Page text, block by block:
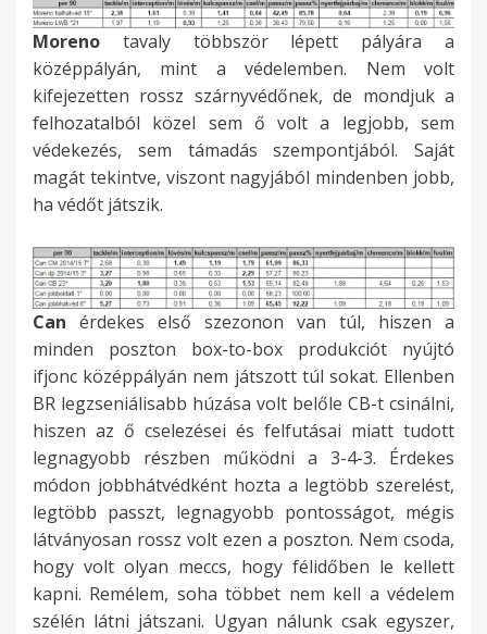
Moreno tavaly többször lépett pályára a
középpályán, mint a védelemben. Nem volt
kifejezetten rossz szárnyvédőnek, de mondjuk a
felhozatalból közel sem ő volt a legjobb, sem
védekezés, sem támadás szempontjából. Saját
magát tekintve, viszont nagyjából mindenben jobb,
ha védőt játszik.
Can érdekes első szezonon van túl, hiszen a
minden poszton box-to-box produkciót nyújtó
ifjonc középpályán nem játszott túl sokat. Ellenben
BR legzseniálisabb húzása volt belőle CB-t csinálni,
hiszen az ő cselezései és felfutásai miatt tudott
legnagyobb részben működni a 3-4-3. Érdekes
módon jobbhátvédként hozta a legtöbb szerelést,
legtöbb passzt, legnagyobb pontosságot, mégis
látványosan rossz volt ezen a poszton. Nem csoda,
hogy volt olyan meccs, hogy félidőben le kellett
kapni. Remélem, soha többet nem kell a védelem
szélén látni játszani. Ugyan nálunk csak egyszer,